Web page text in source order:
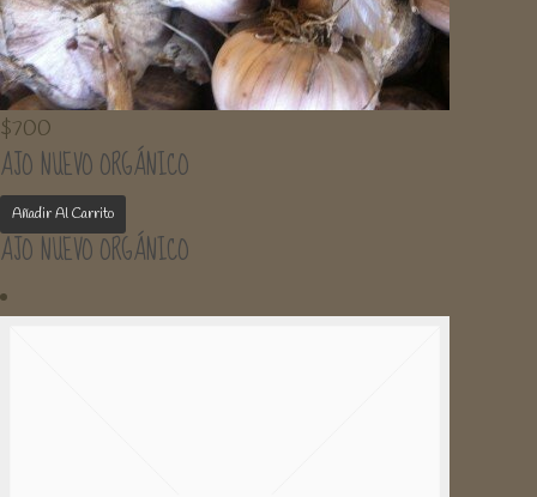
$700
AJO NUEVO ORGÁNICO
Añadir Al Carrito
AJO NUEVO ORGÁNICO